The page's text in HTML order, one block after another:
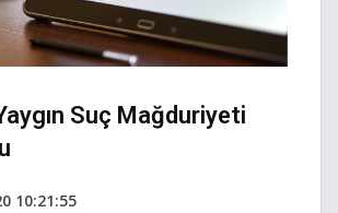
Suç Mağduriyeti
10:21:55